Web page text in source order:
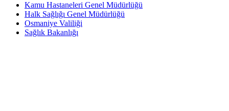
Kamu Hastaneleri Genel Müdürlüğü
Halk Sağlığı Genel Müdürlüğü
Osmaniye Valiliği
Sağlık Bakanlığı